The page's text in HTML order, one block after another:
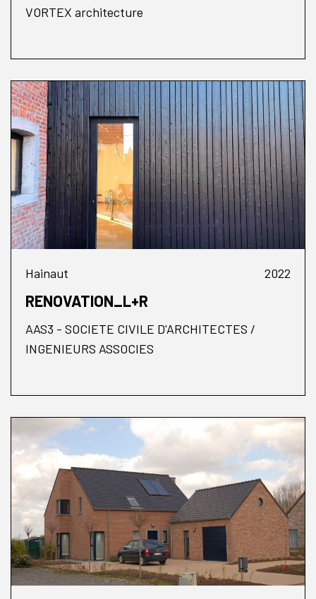
VORTEX architecture
Hainaut 2022
RENOVATION_L+R
AAS3 - SOCIETE CIVILE D'ARCHITECTES /
INGENIEURS ASSOCIES